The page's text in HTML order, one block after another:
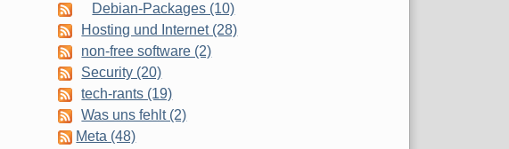
Debian-Packages (10)
Hosting und Internet (28)
non-free software (2)
Security (20)
tech-rants (19)
Was uns fehlt (2)
Meta (48)